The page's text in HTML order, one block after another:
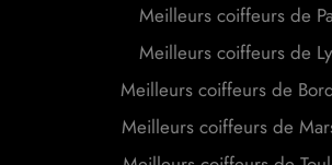
Meilleurs coiffeurs de
Meilleurs coiffeurs de
Meilleurs coiffeurs de
Meilleurs coiffeurs de